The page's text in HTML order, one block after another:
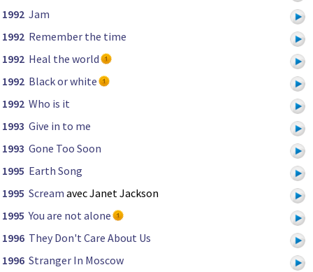
1992 Jam
1992 Remember the time
1992 Heal the world
1992 Black or white
1992 Who is it
1993 Give in to me
1993 Gone Too Soon
1995 Earth Song
1995 Scream avec Janet Jackson
1995 You are not alone
1996 They Don't Care About Us
1996 Stranger In Moscow